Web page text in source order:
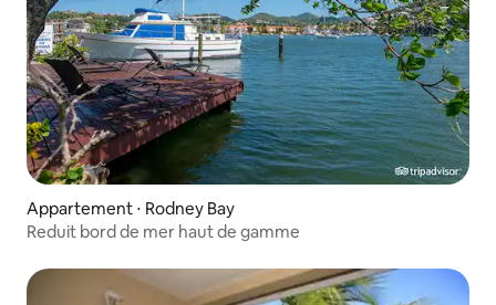
Appartement ⋅ Rodney Bay
Reduit bord de mer haut de gamme